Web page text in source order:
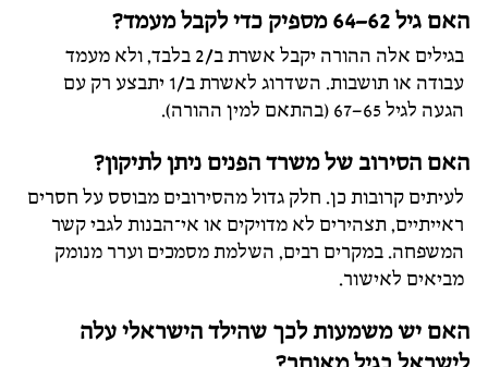
האם גיל 62–64 מספיק כדי לקבל מעמד?
בגילים אלה ההורה יקבל אשרת ב/2 בלבד, ולא מעמד
עבודה או תושבות. השדרוג לאשרת ב/1 יתבצע רק עם
הגעה לגיל 65–67 (בהתאם למין ההורה).
האם הסירוב של משרד הפנים ניתן לתיקון?
לעיתים קרובות כן. חלק גדול מהסירובים מבוסס על חסרים
ראייתיים, תצהירים לא מדויקים או אי־הבנות לגבי קשר
המשפחה. במקרים רבים, השלמת מסמכים וערר מנומק
מביאים לאישור.
האם יש משמעות לכך שהילד הישראלי עלה